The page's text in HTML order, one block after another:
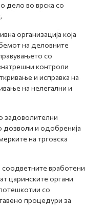
дело во врска со
организација која
на деловните
со
контроли
и исправка на
на нелегални и
задоволителни
дозволи и одобренија
на трговска
вработени
царинските органи
со
процедури за